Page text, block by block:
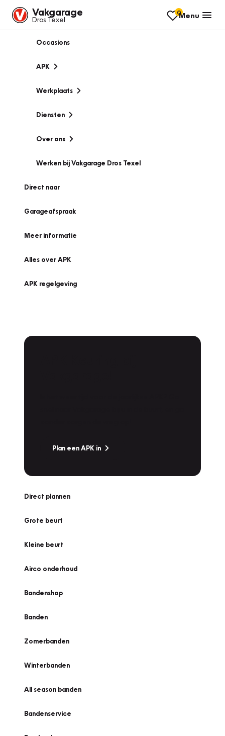
Vakgarage
Dros Texel
0Menu
Occasions
APK
Werkplaats
Diensten
Over ons
Werken bij Vakgarage Dros Texel
Direct naar
Garageafspraak
Meer informatie
Alles over APK
APK regelgeving
Plan een APK in
Direct plannen
Grote beurt
Kleine beurt
Airco onderhoud
Bandenshop
Banden
Zomerbanden
Winterbanden
All season banden
Bandenservice